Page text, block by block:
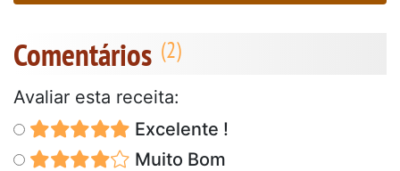
Comentários
Avaliar esta receita:
Excelente !
Muito Bom